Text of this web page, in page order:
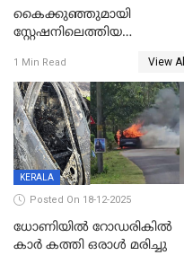
കൈക്കുഞ്ഞുമായി
സ്റ്റേഷനിലെത്തിയ
കരണത്തടിച്ചു; CC ടിവി
ദൃശ്യങ്ങൾ പുറത്ത്
1 Min Read View All
KERALA
Posted On 18-12-2025
ധോണിയിൽ റോഡരികിൽ
കാർ കത്തി ഒരാൾ മരിച്ചു